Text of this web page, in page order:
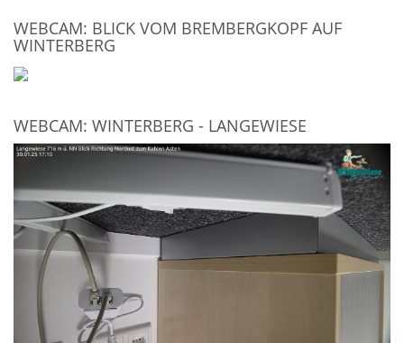
WEBCAM: BLICK VOM BREMBERGKOPF AUF
WINTERBERG
WEBCAM: WINTERBERG - LANGEWIESE